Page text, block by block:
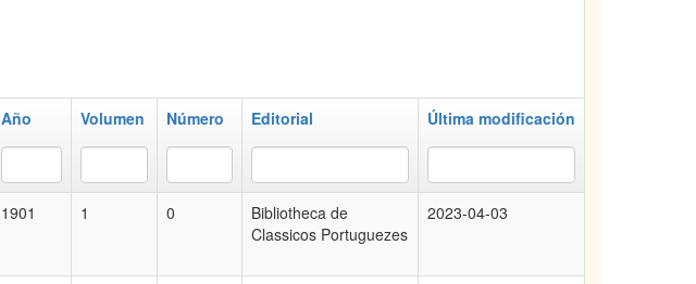
Año Volumen Número Editorial Última modificación
1901 1 0
Bibliotheca de
Classicos Portuguezes
2023-04-03